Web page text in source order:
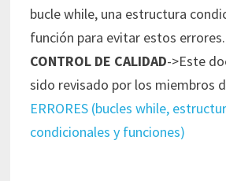
bucle while, una estructura
función para evitar estos errores.
CONTROL DE CALIDAD->Este
sido revisado por los miembros
ERRORES (bucles while,
condicionales y funciones)